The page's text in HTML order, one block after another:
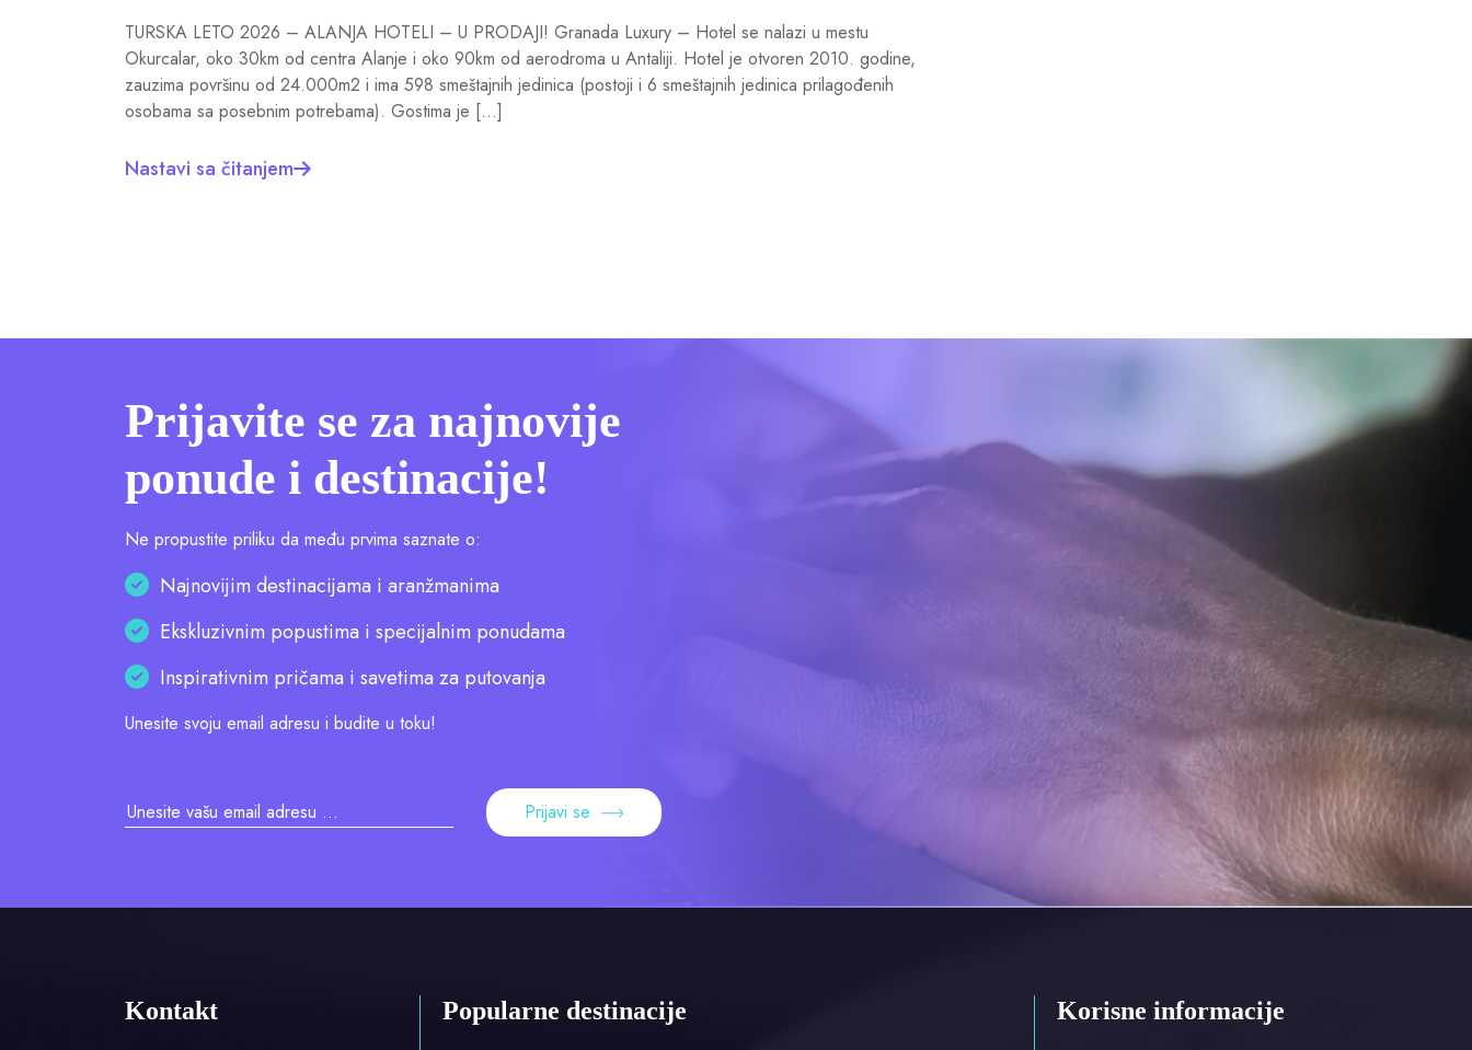
TURSKA LETO 2026 – ALANJA HOTELI – U PRODAJI! Granada Luxury – Hotel se nalazi u mestu
Okurcalar, oko 30km od centra Alanje i oko 90km od aerodroma u Antaliji. Hotel je otvoren 2010. godine,
zauzima površinu od 24.000m2 i ima 598 smeštajnih jedinica (postoji i 6 smeštajnih jedinica prilagođenih
osobama sa posebnim potrebama). Gostima je […]
Nastavi sa čitanjem
Prijavite se za najnovije
ponude i destinacije!
Ne propustite priliku da među prvima saznate o:
Najnovijim destinacijama i aranžmanima
Ekskluzivnim popustima i specijalnim ponudama
Inspirativnim pričama i savetima za putovanja
Unesite svoju email adresu i budite u toku!
Prijavi se
Kontakt Popularne destinacije Korisne informacije